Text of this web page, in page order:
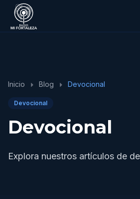
Inicio Blog Devocional
Devocional
Devocional
Explora nuestros artículos de